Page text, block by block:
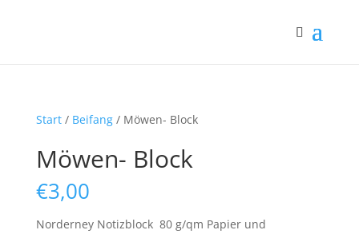
Start/ Beifang/ Möwen- Block
Möwen- Block
€3,00
Norderney Notizblock 80 g/qm Papier und